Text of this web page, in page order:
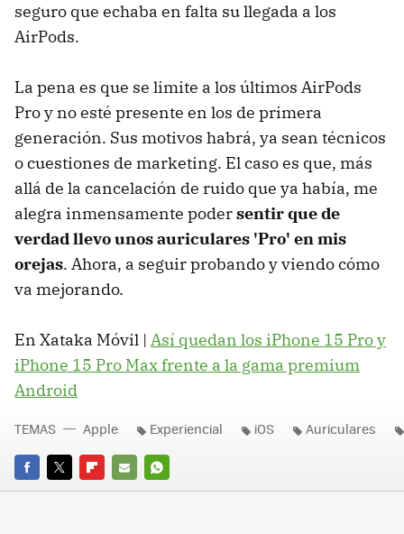
seguro que echaba en falta su llegada a los
AirPods.
La pena es que se limite a los últimos AirPods
Pro y no esté presente en los de primera
generación. Sus motivos habrá, ya sean técnicos
o cuestiones de marketing. El caso es que, más
allá de la cancelación de ruido que ya había, me
alegra inmensamente podersentir que de
verdad llevo unos auriculares 'Pro' en mis
orejas. Ahora, a seguir probando y viendo cómo
va mejorando.
En Xataka Móvil | Así quedan los iPhone 15 Pro y
iPhone 15 Pro Max frente a la gama premium
Android
FACEBOOK
TWITTERFLIPBOARD
E-
WHATSAPP
TEMAS Apple Experiencial iOS Auriculares